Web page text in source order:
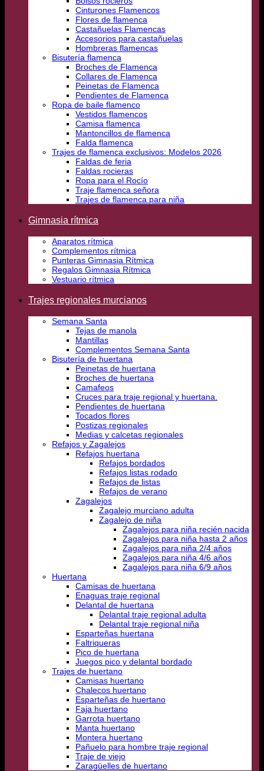
Cinturones Flamencos
Flores de flamenca
Castañuelas Flamencas
Accesorios para castañuelas
Hombreras flamencas
Bisutería flamenca
Broches de Flamenca
Collares de Flamenca
Peinetas de Flamenca
Pendientes de Flamenca
Ropa de baile flamenco
Vestidos flamencos
Camisa flamenca
Mantoncillos de flamenca
Falda flamenca
Trajes de flamenca exclusivos: Modelos 2026
Faldas de feria
Faldas rocieras
Ropa para el Rocío
Traje flamenca señora
Trajes de flamenca para niña
Gimnasia rítmica
Aparatos rítmica
Complementos rítmica
Punteras Gimnasia Rítmica
Regalos Gimnasia Rítmica
Vestuario rítmica
Trajes regionales murcianos
Semana Santa
Tejas de manola
Mantillas
Complementos Semana Santa
Bisutería de huertana
Peinetas de huertana
Broches de huertana
Camafeos
Cruces para traje regional y huertana.
Pendientes de huertana
Tocados flores
Postizas regionales
Medias y calcetas regionales
Refajos y Zagalejos
Refajos huertana
Refajos bordados
Refajos listas rodado
Refajos de listas
Refajos de verano
Zagalejos
Zagalejo murciano adulta
Zagalejo de niña
Zagalejos para niña recién nacida
Zagalejos para niña hasta 2 años
Zagalejos para niña 2/4 años
Zagalejos para niña 4/6 años
Zagalejos para niña 6/9 años
Huertana
Camisas de huertana
Enaguas traje regional
Delantal de huertana
Delantal traje regional adulta
Delantal traje regional niña
Esparteñas huertana
Faltriqueras
Pico de huertana
Juegos pico y delantal bordado
Trajes de huertano
Camisas huertano
Chalecos huertano
Esparteñas de huertano
Faja huertano
Garrota huertano
Manta huertano
Montera huertano
Pañuelo para hombre traje regional
Traje de viejo
Zaragüelles de huertano